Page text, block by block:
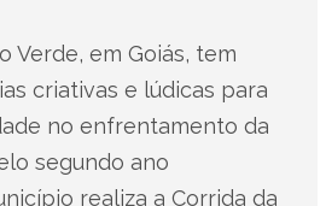
Verde, em Goiás, tem
criativas e lúdicas para
no enfrentamento da
segundo ano
realiza a Corrida da